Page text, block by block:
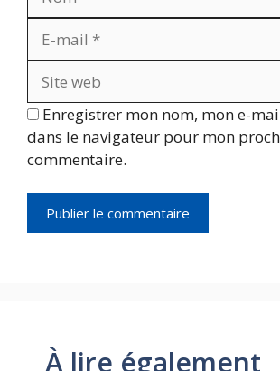
Enregistrer mon nom, mon e-
dans le navigateur pour mon
commentaire.
À lire également